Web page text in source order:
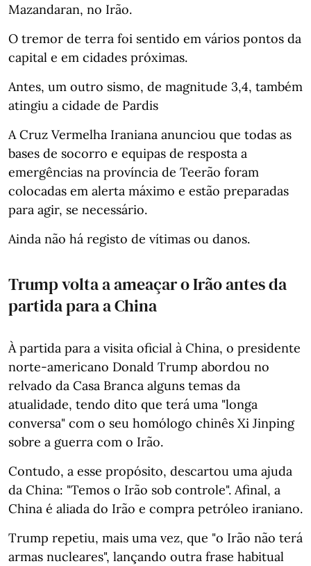
Mazandaran, no Irão.
O tremor de terra foi sentido em vários pontos da
capital e em cidades próximas.
Antes, um outro sismo, de magnitude 3,4, também
atingiu a cidade de Pardis
A Cruz Vermelha Iraniana anunciou que todas as
bases de socorro e equipas de resposta a
emergências na província de Teerão foram
colocadas em alerta máximo e estão preparadas
para agir, se necessário.
Ainda não há registo de vítimas ou danos.
Trump volta a ameaçar o Irão antes da
partida para a China
À partida para a visita oficial à China, o presidente
norte-americano Donald Trump abordou no
relvado da Casa Branca alguns temas da
atualidade, tendo dito que terá uma "longa
conversa" com o seu homólogo chinês Xi Jinping
sobre a guerra com o Irão.
Contudo, a esse propósito, descartou uma ajuda
da China: "Temos o Irão sob controle". Afinal, a
China é aliada do Irão e compra petróleo iraniano.
Trump repetiu, mais uma vez, que "o Irão não terá
armas nucleares", lançando outra frase habitual